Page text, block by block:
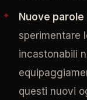
Nuove parole
sperimentare
incastonabili
questi nuovi